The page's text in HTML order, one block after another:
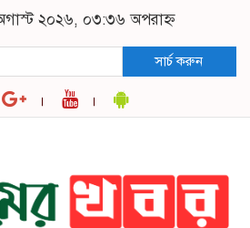
২০২৬, ০৩:৩৬ অপরাহ্ন
সার্চ করুন